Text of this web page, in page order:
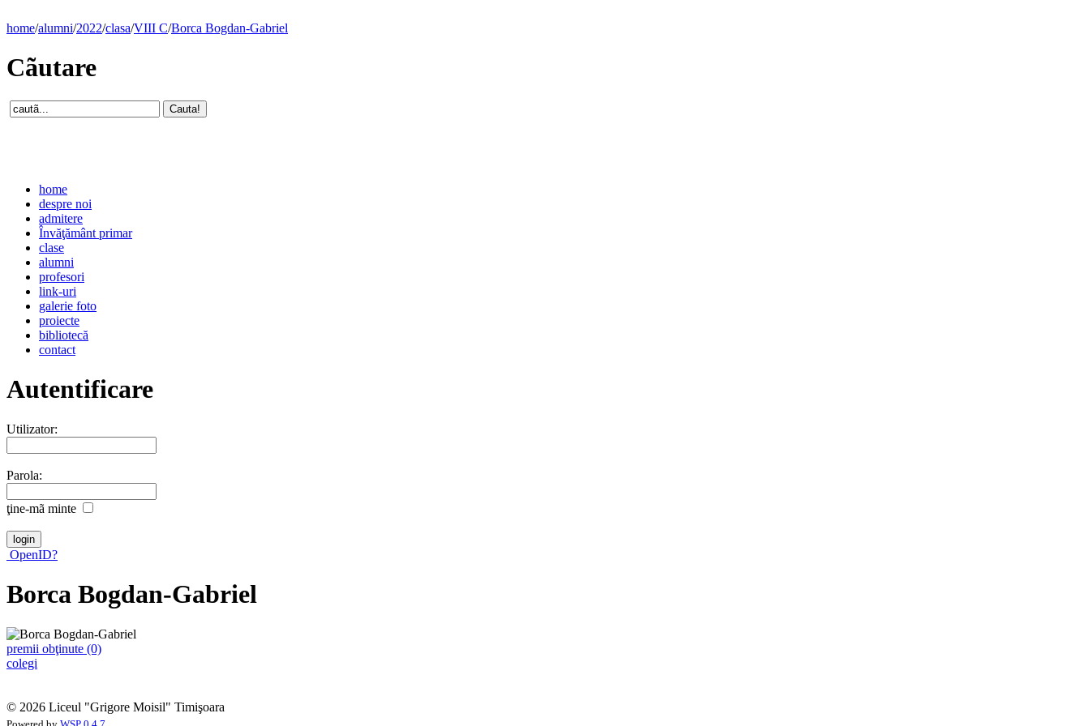
home/alumni/2022/clasa/VIII C/Borca Bogdan-Gabriel
Cãutare
home
despre noi
admitere
Învăţământ primar
clase
alumni
profesori
link-uri
galerie foto
proiecte
bibliotecă
contact
Autentificare
Utilizator:
Parola:
ţine-mã minte
OpenID?
Borca Bogdan-Gabriel
premii obţinute (0)
colegi
© 2026 Liceul "Grigore Moisil" Timişoara